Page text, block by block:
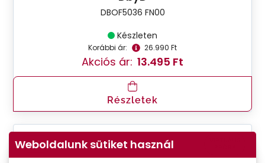
DBOF5036 FN00
Készleten
Korábbi ár: 26.990 Ft
Akciós ár: 13.495 Ft
Részletek
-50%
Weboldalunk sütiket használ